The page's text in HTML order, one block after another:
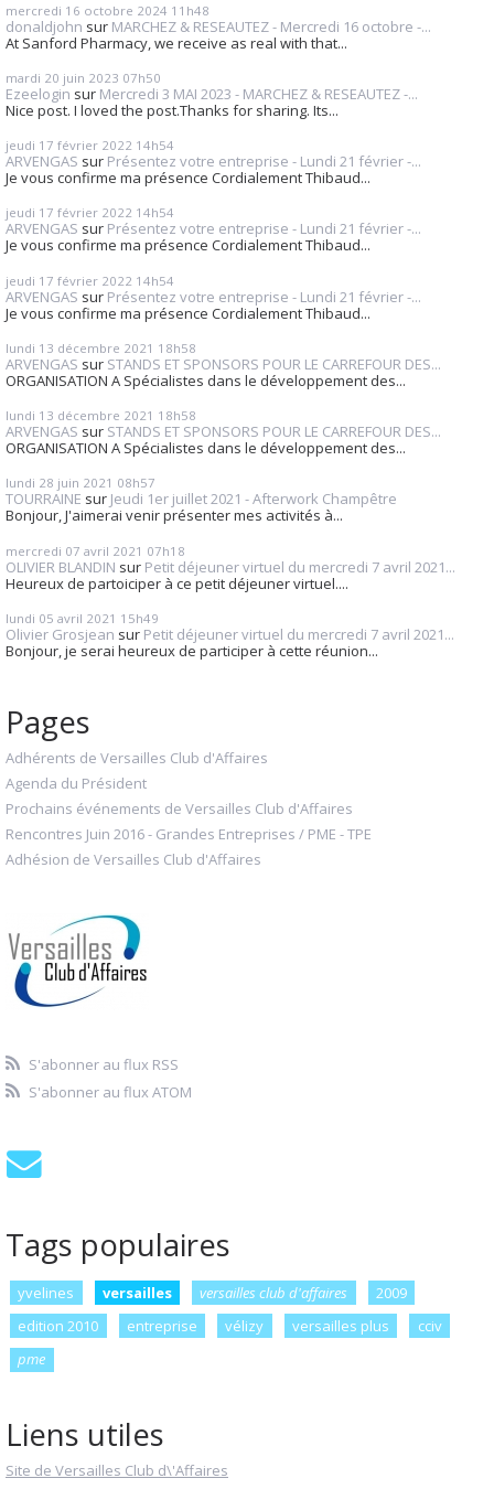
mercredi 16 octobre 2024 11h48
donaldjohn sur MARCHEZ & RESEAUTEZ - Mercredi 16 octobre -...
At Sanford Pharmacy, we receive as real with that...
mardi 20 juin 2023 07h50
Ezeelogin sur Mercredi 3 MAI 2023 - MARCHEZ & RESEAUTEZ -...
Nice post. I loved the post.Thanks for sharing. Its...
jeudi 17 février 2022 14h54
ARVENGAS sur Présentez votre entreprise - Lundi 21 février -...
Je vous confirme ma présence Cordialement Thibaud...
jeudi 17 février 2022 14h54
ARVENGAS sur Présentez votre entreprise - Lundi 21 février -...
Je vous confirme ma présence Cordialement Thibaud...
jeudi 17 février 2022 14h54
ARVENGAS sur Présentez votre entreprise - Lundi 21 février -...
Je vous confirme ma présence Cordialement Thibaud...
lundi 13 décembre 2021 18h58
ARVENGAS sur STANDS ET SPONSORS POUR LE CARREFOUR DES...
ORGANISATION A Spécialistes dans le développement des...
lundi 13 décembre 2021 18h58
ARVENGAS sur STANDS ET SPONSORS POUR LE CARREFOUR DES...
ORGANISATION A Spécialistes dans le développement des...
lundi 28 juin 2021 08h57
TOURRAINE sur Jeudi 1er juillet 2021 - Afterwork Champêtre
Bonjour, J'aimerai venir présenter mes activités à...
mercredi 07 avril 2021 07h18
OLIVIER BLANDIN sur Petit déjeuner virtuel du mercredi 7 avril 2021...
Heureux de partoiciper à ce petit déjeuner virtuel....
lundi 05 avril 2021 15h49
Olivier Grosjean sur Petit déjeuner virtuel du mercredi 7 avril 2021...
Bonjour, je serai heureux de participer à cette réunion...
Pages
Adhérents de Versailles Club d'Affaires
Agenda du Président
Prochains événements de Versailles Club d'Affaires
Rencontres Juin 2016 - Grandes Entreprises / PME - TPE
Adhésion de Versailles Club d'Affaires
S'abonner au flux RSS
S'abonner au flux ATOM
Tags populaires
yvelines versailles versailles club d'affaires
2009
edition 2010
entreprise vélizy versailles plus
cciv
pme
Liens utiles
Site de Versailles Club d\'Affaires